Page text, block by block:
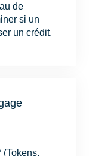
de
si un
un crédit.